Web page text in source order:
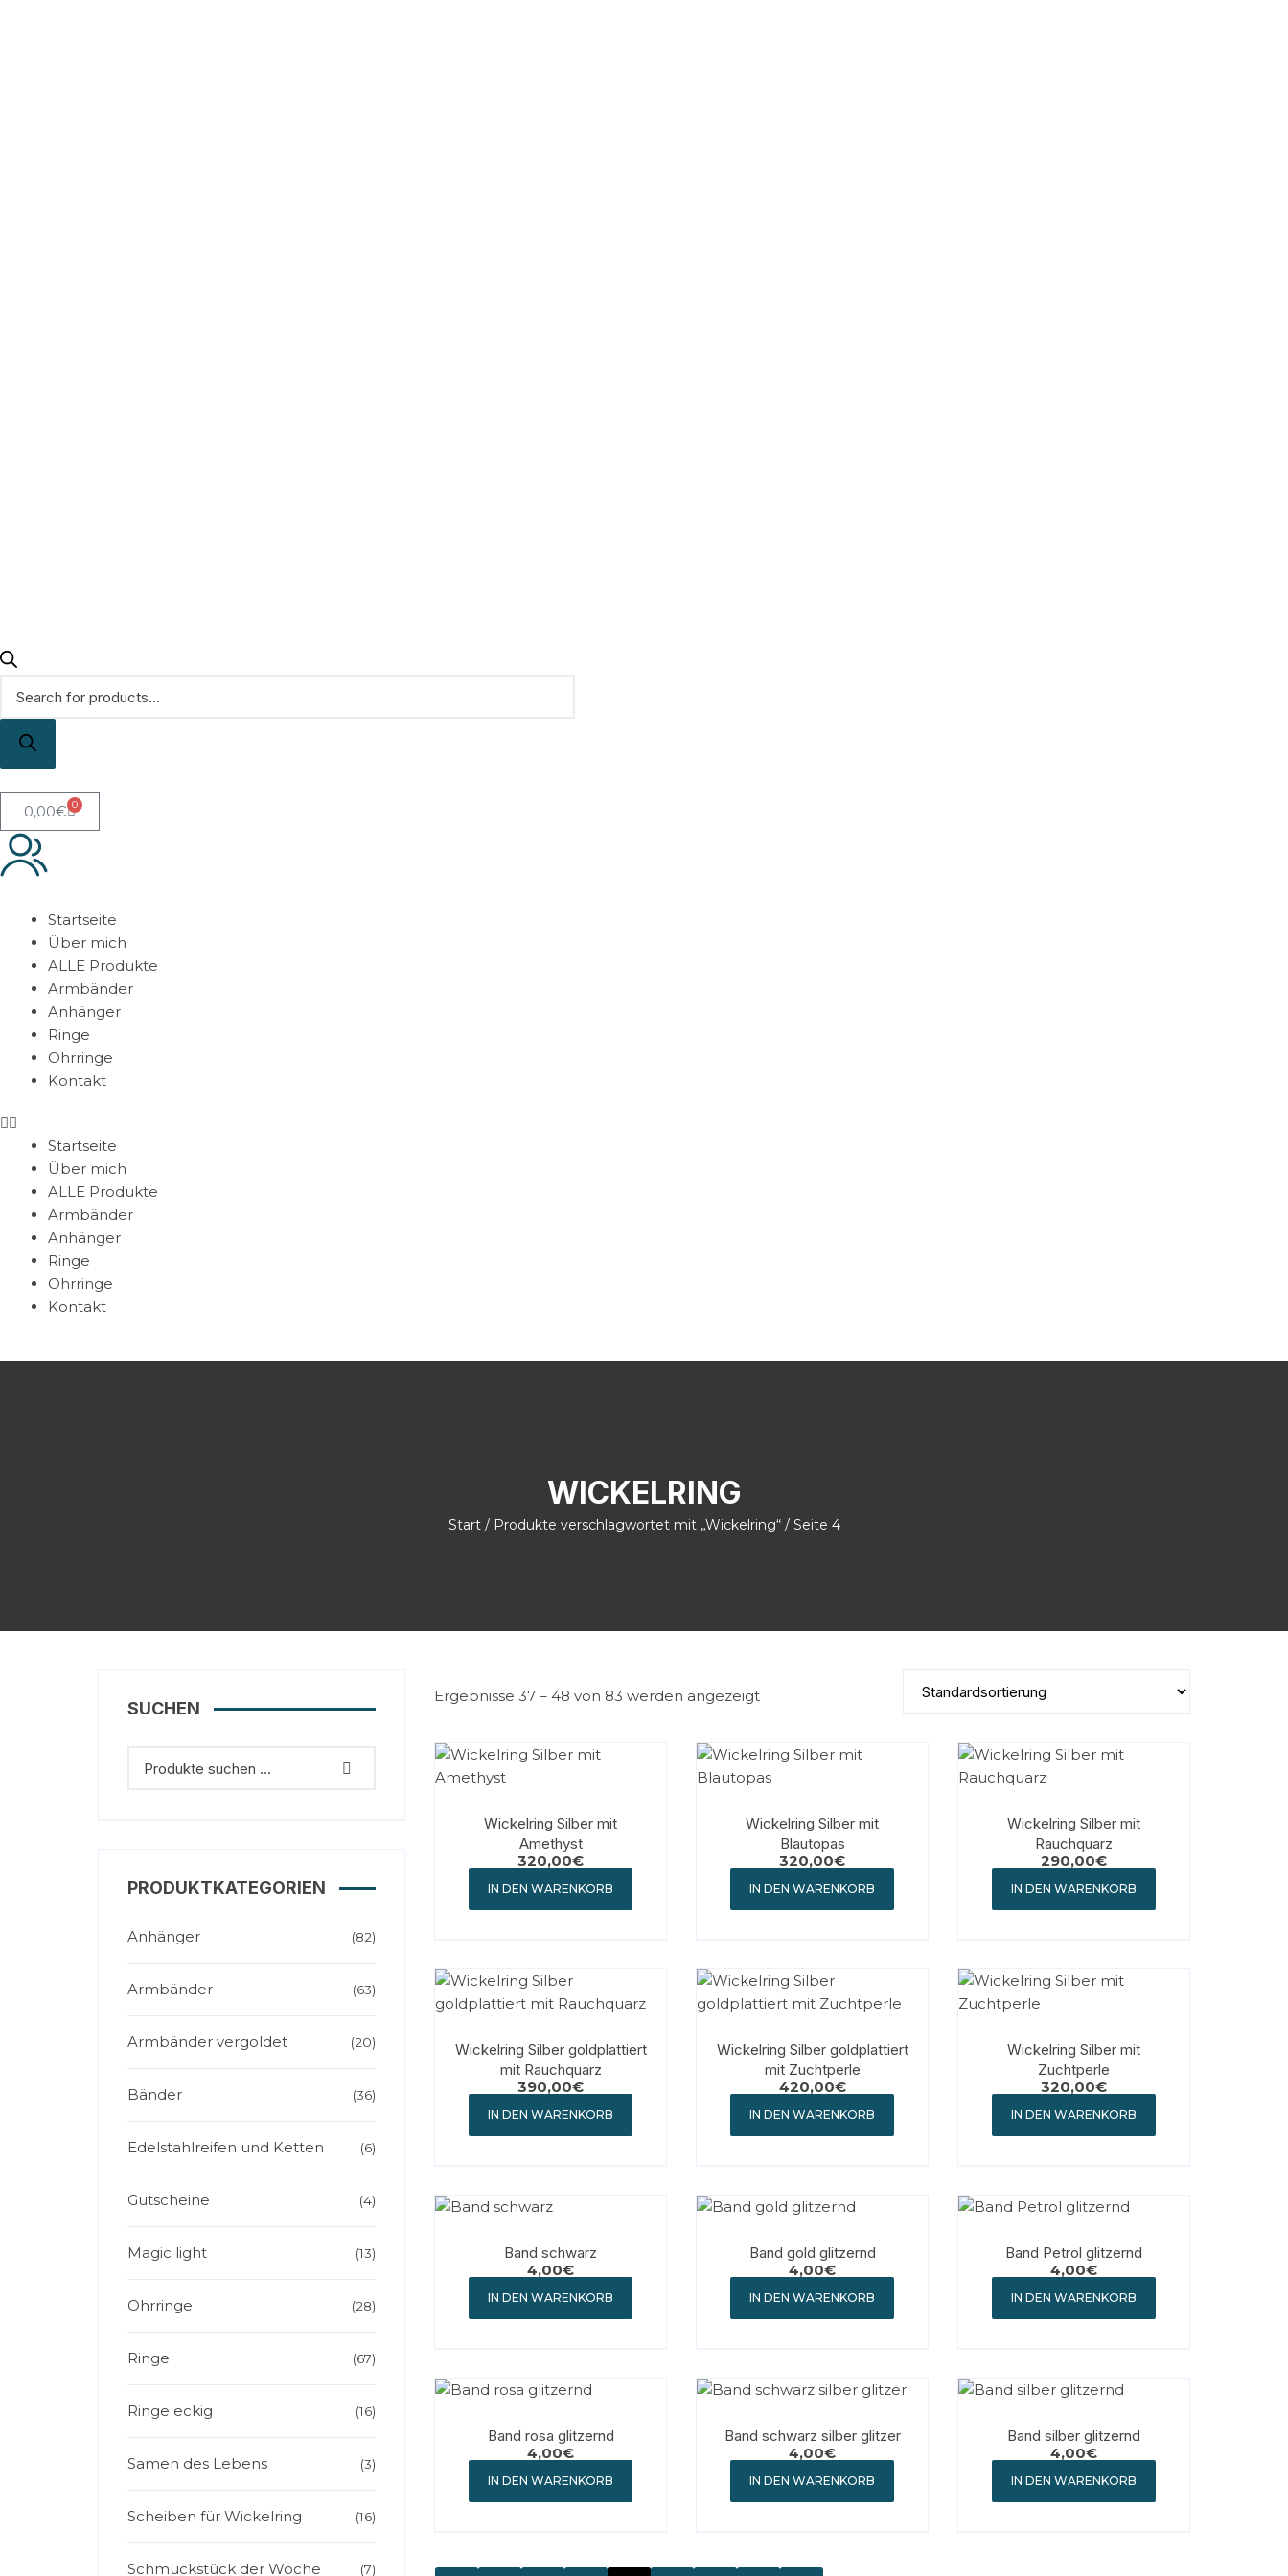
0,00€ 0
Startseite
Über mich
ALLE Produkte
Armbänder
Anhänger
Ringe
Ohrringe
Kontakt
Startseite
Über mich
ALLE Produkte
Armbänder
Anhänger
Ringe
Ohrringe
Kontakt
WICKELRING
Start/ Produkte verschlagwortet mit „Wickelring“/ Seite 4
Ergebnisse 37 – 48 von 83 werden angezeigt
Wickelring Silber mit
Amethyst
320,00€
IN DEN WARENKORB
Wickelring Silber mit
Blautopas
320,00€
IN DEN WARENKORB
Wickelring Silber mit
Rauchquarz
290,00€
IN DEN WARENKORB
Wickelring Silber goldplattiert
mit Rauchquarz
390,00€
IN DEN WARENKORB
Wickelring Silber goldplattiert
mit Zuchtperle
420,00€
IN DEN WARENKORB
Wickelring Silber mit
Zuchtperle
320,00€
IN DEN WARENKORB
Band schwarz
4,00€
IN DEN WARENKORB
Band gold glitzernd
4,00€
IN DEN WARENKORB
Band Petrol glitzernd
4,00€
IN DEN WARENKORB
Band rosa glitzernd
4,00€
IN DEN WARENKORB
Band schwarz silber glitzer
4,00€
IN DEN WARENKORB
Band silber glitzernd
4,00€
IN DEN WARENKORB
SUCHEN
PRODUKTKATEGORIEN
Anhänger (82)
Armbänder (63)
Armbänder vergoldet (20)
Bänder (36)
Edelstahlreifen und Ketten (6)
Gutscheine (4)
Magic light (13)
Ohrringe (28)
Ringe (67)
Ringe eckig (16)
Samen des Lebens (3)
Scheiben für Wickelring (16)
Schmuckstück der Woche (7)